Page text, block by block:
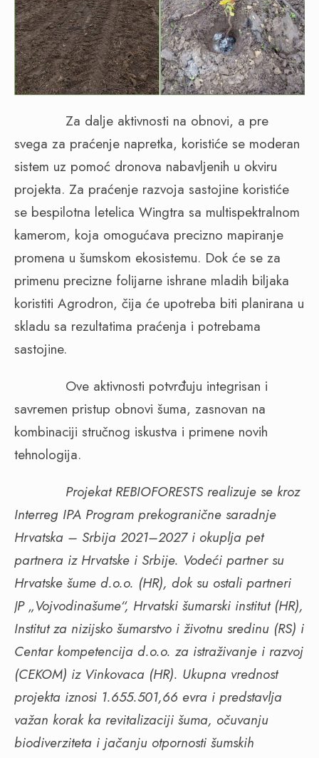
Za dalje aktivnosti na obnovi, a pre
svega za praćenje napretka, koristiće se moderan
sistem uz pomoć dronova nabavljenih u okviru
projekta. Za praćenje razvoja sastojine koristiće
se bespilotna letelica Wingtra sa multispektralnom
kamerom, koja omogućava precizno mapiranje
promena u šumskom ekosistemu. Dok će se za
primenu precizne folijarne ishrane mladih biljaka
koristiti Agrodron, čija će upotreba biti planirana u
skladu sa rezultatima praćenja i potrebama
sastojine.
Ove aktivnosti potvrđuju integrisan i
savremen pristup obnovi šuma, zasnovan na
kombinaciji stručnog iskustva i primene novih
tehnologija.
Projekat REBIOFORESTS realizuje se kroz
Interreg IPA Program prekogranične saradnje
Hrvatska – Srbija 2021–2027 i okuplja pet
partnera iz Hrvatske i Srbije. Vodeći partner su
Hrvatske šume d.o.o. (HR), dok su ostali partneri
JP „Vojvodinašume“, Hrvatski šumarski institut (HR),
Institut za nizijsko šumarstvo i životnu sredinu (RS) i
Centar kompetencija d.o.o. za istraživanje i razvoj
(CEKOM) iz Vinkovaca (HR). Ukupna vrednost
projekta iznosi 1.655.501,66 evra i predstavlja
važan korak ka revitalizaciji šuma, očuvanju
biodiverziteta i jačanju otpornosti šumskih